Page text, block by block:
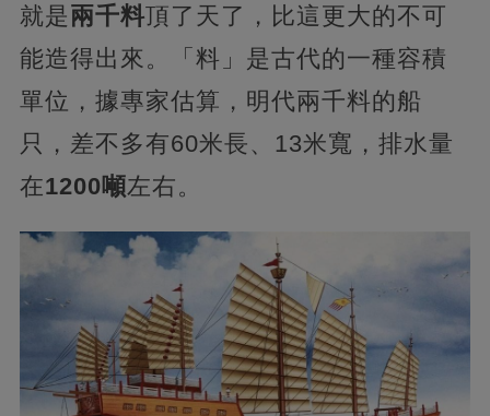
就是兩千料頂了天了，比這更大的不可
能造得出來。「料」是古代的一種容積
單位，據專家估算，明代兩千料的船
只，差不多有60米長、13米寬，排水量
在1200噸左右。